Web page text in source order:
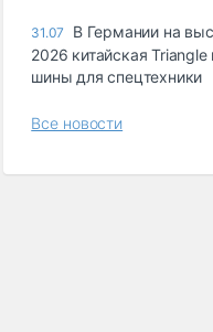
31.07
В Германии на
2026 китайская
шины для спецтехники
Все новости